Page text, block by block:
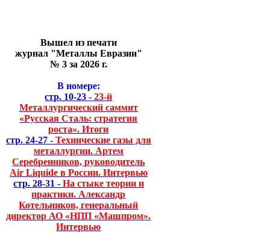
Вышел из печати
журнал "Металлы Евразии"
№ 3 за 2026 г.
В номере:
стр. 10-23 - 23-й
Металлургический саммит
«Русская Сталь: стратегия
роста». Итоги
стр. 24-27 - Технические газы для
металлургии. Артем
Серебренников, руководитель
Air Liquide в России. Интервью
стр. 28-31 - На стыке теории и
практики. Александр
Котельников, генеральный
директор АО «НПП «Машпром».
Интервью